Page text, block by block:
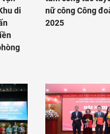
di
nữ công Công
2025